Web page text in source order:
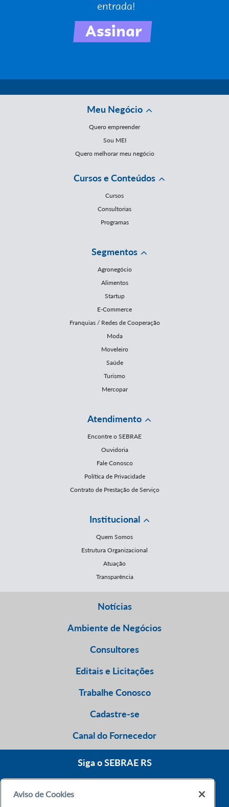
Meu Negócio
Quero empreender
Sou MEI
Quero melhorar meu negócio
Cursos e Conteúdos
Cursos
Consultorias
Programas
Segmentos
Agronegócio
Alimentos
Startup
E-Commerce
Franquias / Redes de Cooperação
Moda
Moveleiro
Saúde
Turismo
Mercopar
Atendimento
Encontre o SEBRAE
Ouvidoria
Fale Conosco
Política de Privacidade
Contrato de Prestação de Serviço
Institucional
Quem Somos
Estrutura Organizacional
Atuação
Transparência
Notícias
Ambiente de Negócios
Consultores
Editais e Licitações
Trabalhe Conosco
Cadastre-se
Canal do Fornecedor
Siga o SEBRAE RS
Aviso de Cookies